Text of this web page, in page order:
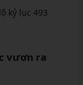
kỷ lục 493
vươn ra